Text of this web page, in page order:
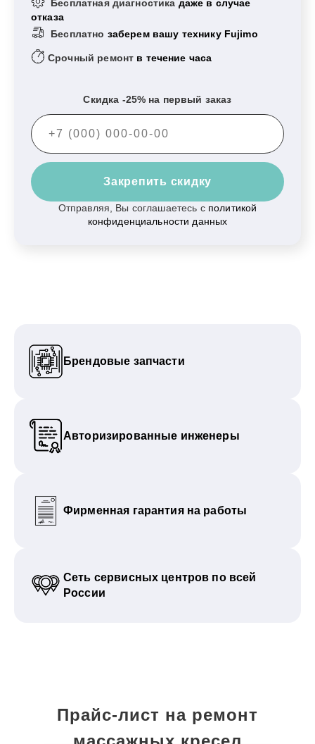
Бесплатная диагностика даже в случае
отказа
Бесплатно заберем вашу технику Fujimo
Срочный ремонт в течение часа
Скидка -25% на первый заказ
Закрепить скидку
Отправляя, Вы соглашаетесь с политикой
конфиденциальности данных
Брендовые запчасти
Авторизированные инженеры
Фирменная гарантия на работы
Сеть сервисных центров по всей
России
Прайс-лист на ремонт